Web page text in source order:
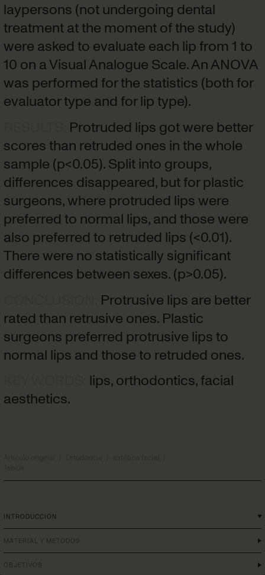
laypersons (not undergoing dental
treatment at the moment of the study)
were asked to evaluate each lip from 1 to
10 on a Visual Analogue Scale. An ANOVA
was performed for the statistics (both for
evaluator type and for lip type).
Protruded lips got were better
scores than retruded ones in the whole
sample (p<0.05). Split into groups,
differences disappeared, but for plastic
surgeons, where protruded lips were
preferred to normal lips, and those were
also preferred to retruded lips (<0.01).
There were no statistically significant
differences between sexes. (p>0.05).
Protrusive lips are better
rated than retrusive ones. Plastic
surgeons preferred protrusive lips to
normal lips and those to retruded ones.
lips, orthodontics, facial
aesthetics.
INTRODUCCIÓN
MATERIAL Y MÉTODOS
OBJETIVOS